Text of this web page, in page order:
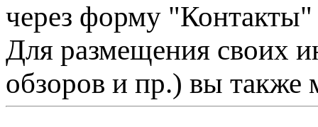
через форму "Контакты"
Для размещения своих
обзоров и пр.) вы также